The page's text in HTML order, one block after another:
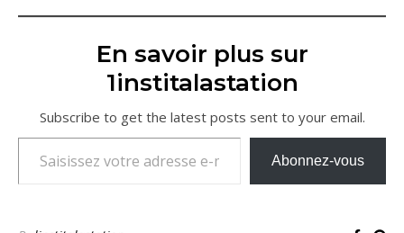
En savoir plus sur
1institalastation
Subscribe to get the latest posts sent to your email.
Saisissez votre adresse e-mail…
Abonnez-vous